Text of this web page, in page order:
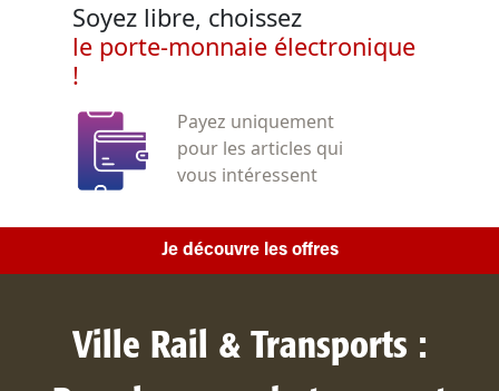
Soyez libre, choissez
le porte-monnaie électronique
!
Payez uniquement
pour les articles qui
vous intéressent
Je découvre les offres
Ville Rail & Transports :